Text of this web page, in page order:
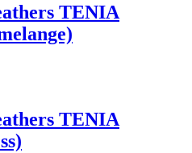
TENIA
TENIA